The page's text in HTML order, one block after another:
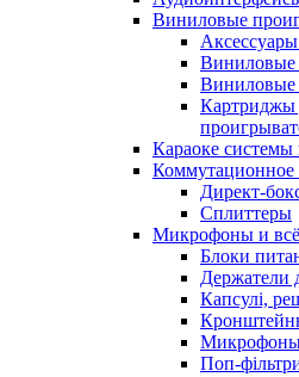
Виниловые
Виниловые
Виниловые
Картриджы
Караоке
Коммутационное
Директ-
Сплиттеры
Микрофоны и
Блоки
Держатели
Капсулі,
Поп-